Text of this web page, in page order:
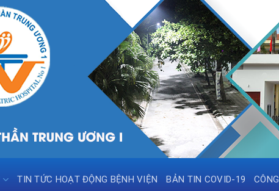
TIN TỨC HOẠT ĐỘNG BỆNH VIỆN BẢN TIN COVID-19